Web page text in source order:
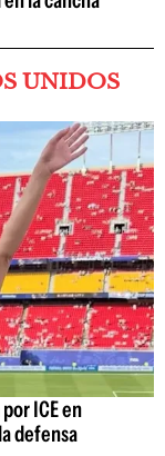
UNIDOS
ICE en
defensa